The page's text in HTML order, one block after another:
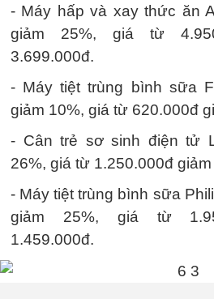
- Máy hấp và xay thức ăn
giảm 25%, giá từ
3.699.000đ.
- Máy tiệt trùng bình sữa
giảm 10%, giá từ 620.000đ
- Cân trẻ sơ sinh điện tử
26%, giá từ 1.250.000đ
- Máy tiệt trùng bình sữa
giảm 25%, giá từ
1.459.000đ.